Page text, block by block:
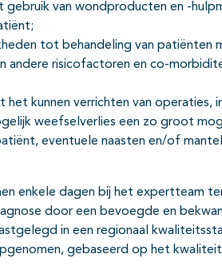
van wondproducten en -
tot behandeling van patiënten
andere risicofactoren en co-
kunnen verrichten van operaties,
weefselverlies een zo groot
eventuele naasten en/of
enkele dagen bij het expertteam
door een bevoegde en
in een regionaal
gebaseerd op het